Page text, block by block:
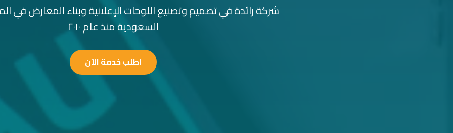
شركة رائدة في تصميم وتصنيع اللوحات الإعلانية وبناء المعارض في
السعودية منذ عام ٢٠١٠
اطلب خدمة الآن